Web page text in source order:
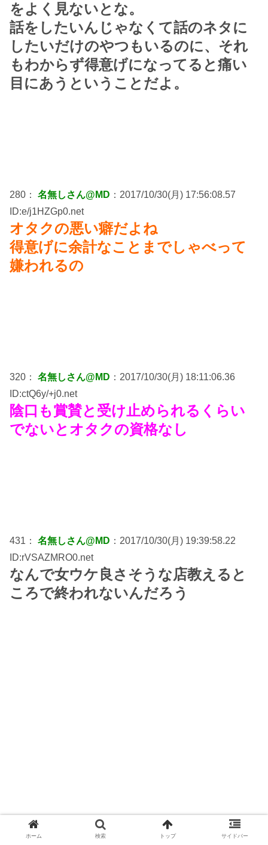
をよく見ないとな。
話をしたいんじゃなくて話のネタに
したいだけのやつもいるのに、それ
もわからず得意げになってると痛い
目にあうということだよ。
280： 名無しさん@MD ：2017/10/30(月) 17:56:08.57
ID:e/j1HZGp0.net
オタクの悪い癖だよね
得意げに余計なことまでしゃべって
嫌われるの
320： 名無しさん@MD ：2017/10/30(月) 18:11:06.36
ID:ctQ6y/+j0.net
陰口も賞賛と受け止められるくらい
でないとオタクの資格なし
431： 名無しさん@MD ：2017/10/30(月) 19:39:58.22
ID:rVSAZMRO0.net
なんで女ウケ良さそうな店教えると
ころで終われないんだろう
ホーム 検索 トップ サイドバー